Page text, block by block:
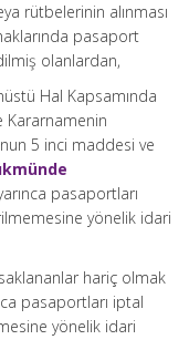
rütbelerinin alınması
pasaport
olanlardan,
Hal Kapsamında
Kararnamenin
5 inci maddesi ve
pasaportları
yönelik idari
hariç olmak
pasaportları iptal
yönelik idari